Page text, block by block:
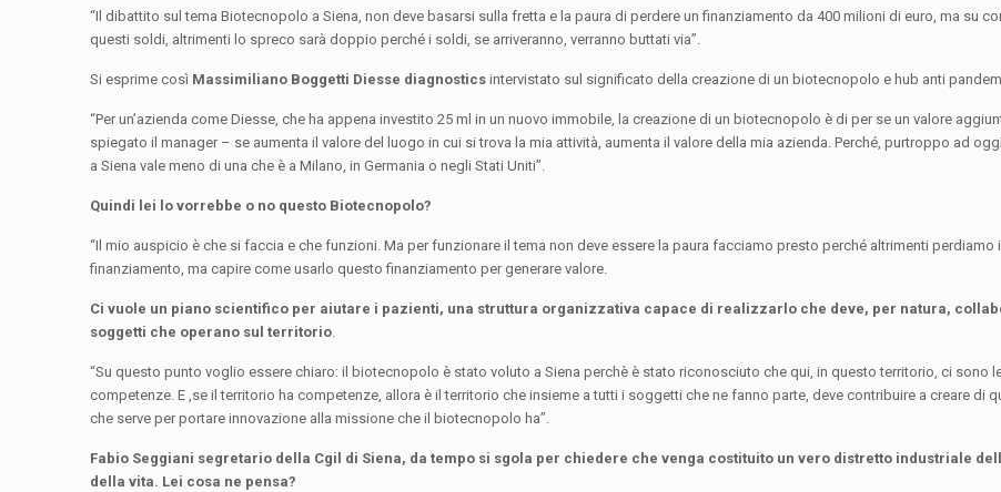
“Il dibattito sul tema Biotecnopolo a Siena, non deve basarsi sulla fretta e la paura di perdere un finanziamento da 400 milioni di euro, ma su
questi soldi, altrimenti lo spreco sarà doppio perché i soldi, se arriveranno, verranno buttati via”.
Si esprime così Massimiliano Boggetti Diesse diagnostics intervistato sul significato della creazione di un biotecnopolo e hub anti
“Per un’azienda come Diesse, che ha appena investito 25 ml in un nuovo immobile, la creazione di un biotecnopolo è di per se un valore
spiegato il manager – se aumenta il valore del luogo in cui si trova la mia attività, aumenta il valore della mia azienda. Perché, purtroppo ad
a Siena vale meno di una che è a Milano, in Germania o negli Stati Uniti”.
Quindi lei lo vorrebbe o no questo Biotecnopolo?
“Il mio auspicio è che si faccia e che funzioni. Ma per funzionare il tema non deve essere la paura facciamo presto perché altrimenti perdiamo il
finanziamento, ma capire come usarlo questo finanziamento per generare valore.
Ci vuole un piano scientifico per aiutare i pazienti, una struttura organizzativa capace di realizzarlo che deve, per natura,
soggetti che operano sul territorio.
“Su questo punto voglio essere chiaro: il biotecnopolo è stato voluto a Siena perchè è stato riconosciuto che qui, in questo territorio, ci sono
competenze. E ,se il territorio ha competenze, allora è il territorio che insieme a tutti i soggetti che ne fanno parte, deve contribuire a creare di
che serve per portare innovazione alla missione che il biotecnopolo ha”.
Fabio Seggiani segretario della Cgil di Siena, da tempo si sgola per chiedere che venga costituito un vero distretto industriale
della vita. Lei cosa ne pensa?